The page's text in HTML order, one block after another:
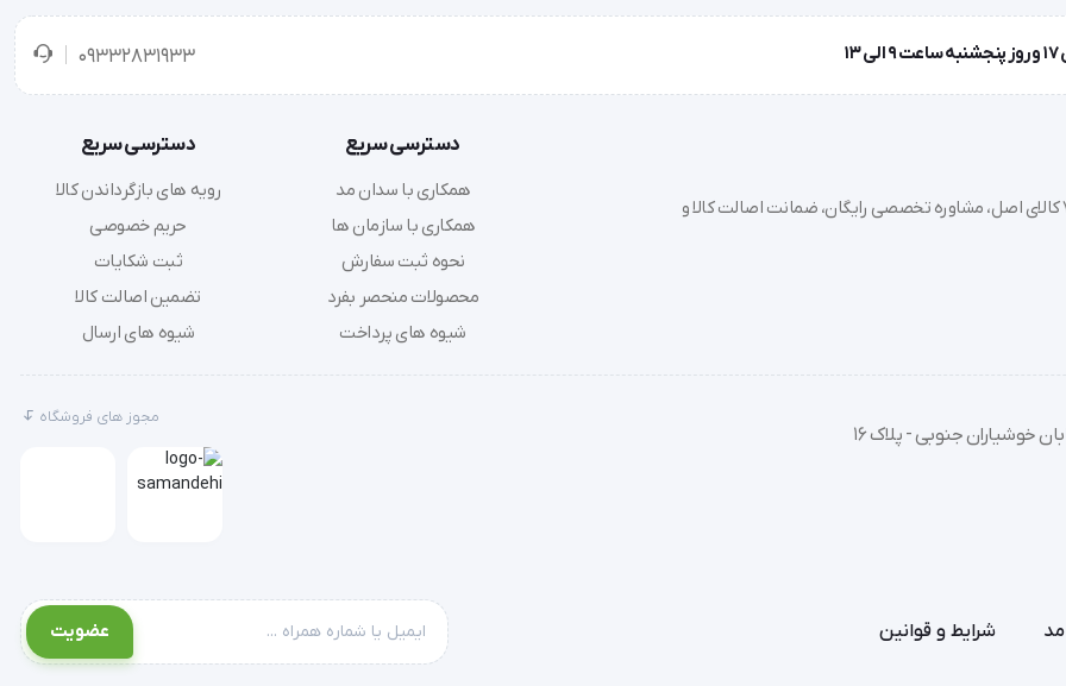
راحتی حرکت کودک خود هستند.
09332831933
خرید تجهیزات پزشکی عمده و جزئی با بهترین قیمت از سدان مد؛ بیش از 7000 کالای اصل، مشاوره تخصصی رایگان، ضمانت اصالت کالا و
دسترسی سریع
همکاری با سدان مد
همکاری با سازمان ها
نحوه ثبت سفارش
محصولات منحصر بفرد
شیوه های پرداخت
دسترسی سریع
رویه های بازگرداندن کالا
حریم خصوصی
ثبت شکایات
تضمین اصالت کالا
شیوه های ارسال
خوشیاران جنوبی - پلاک 16
مجوز های فروشگاه
شرایط و قوانین عضویت